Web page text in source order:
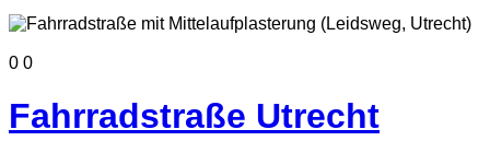
0 0
Fahrradstraße Utrecht